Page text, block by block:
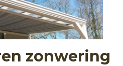
zonwering